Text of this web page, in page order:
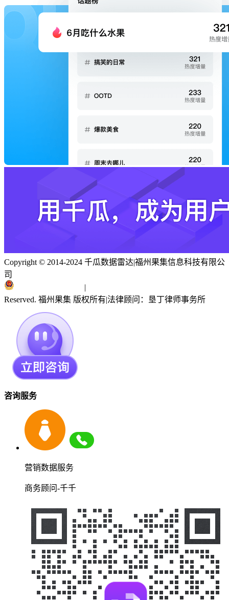
Copyright © 2014-2024 千瓜数据雷达|福州果集信息科技有限公
司
|
Reserved. 福州果集 版权所有|法律顾问：垦丁律师事务所
咨询服务
营销数据服务
商务顾问-千千